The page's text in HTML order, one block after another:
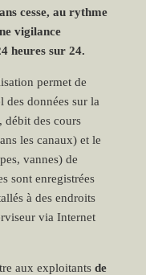
cesse, au rythme
vigilance
heures sur 24.
permet de
des données sur la
des cours
les canaux) et le
vannes) de
sont enregistrées
à des endroits
via Internet
aux exploitants de